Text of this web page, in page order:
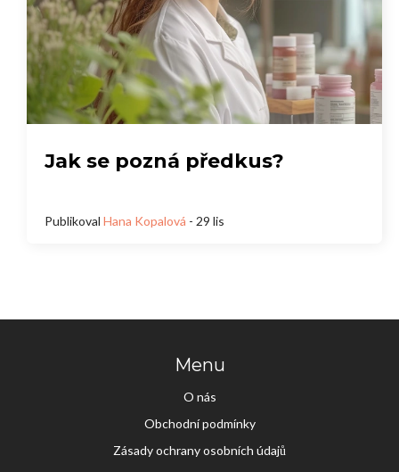
Jak se pozná předkus?
Publikoval Hana Kopalová - 29 lis
Menu
O nás
Obchodní podmínky
Zásady ochrany osobních údajů